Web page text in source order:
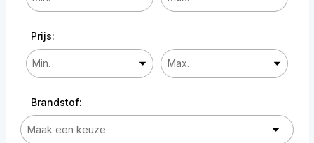
Prijs:
Brandstof: